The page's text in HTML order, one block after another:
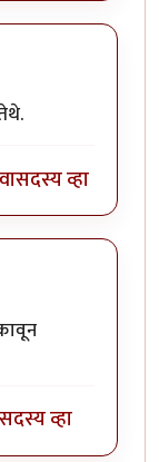
by
सदस्य व्हा
सदस्य व्हा